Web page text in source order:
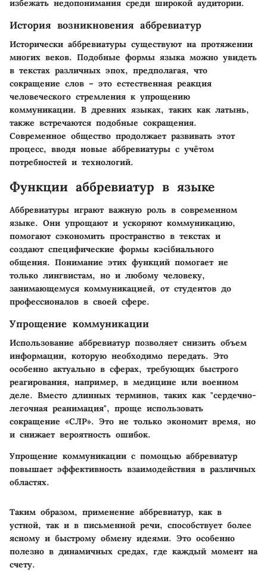
избежать недопонимания среди широкой аудитории.
История возникновения аббревиатур
Исторически аббревиатуры существуют на протяжении
многих веков. Подобные формы языка можно увидеть
в текстах различных эпох, предполагая, что
сокращение слов – это естественная реакция
человеческого стремления к упрощению
коммуникации. В древних языках, таких как латынь,
также встречаются подобные сокращения.
Современное общество продолжает развивать этот
процесс, вводя новые аббревиатуры с учётом
потребностей и технологий.
Функции аббревиатур в языке
Аббревиатуры играют важную роль в современном
языке. Они упрощают и ускоряют коммуникацию,
помогают сэкономить пространство в текстах и
создают специфические формы кәсібиального
общения. Понимание этих функций помогает не
только лингвистам, но и любому человеку,
занимающемуся коммуникацией, от студентов до
профессионалов в своей сфере.
Упрощение коммуникации
Использование аббревиатур позволяет снизить объем
информации, которую необходимо передать. Это
особенно актуально в сферах, требующих быстрого
реагирования, например, в медицине или военном
деле. Вместо длинных терминов, таких как "сердечно-
легочная реанимация", проще использовать
сокращение «СЛР». Это не только экономит время, но
и снижает вероятность ошибок.
Упрощение коммуникации с помощью аббревиатур
повышает эффективность взаимодействия в различных
областях.
Таким образом, применение аббревиатур, как в
устной, так и в письменной речи, способствует более
ясному и быстрому обмену идеями. Это особенно
полезно в динамичных средах, где каждый момент на
счету.